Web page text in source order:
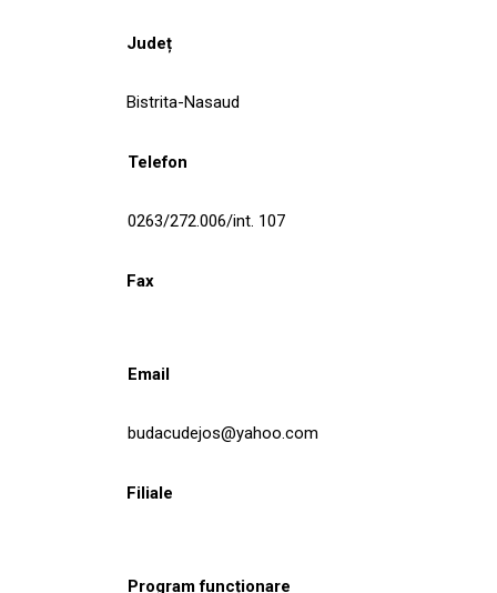
Județ
Bistrita-Nasaud
Telefon
0263/272.006/int. 107
Fax
Email
budacudejos@yahoo.com
Filiale
Program funcționare